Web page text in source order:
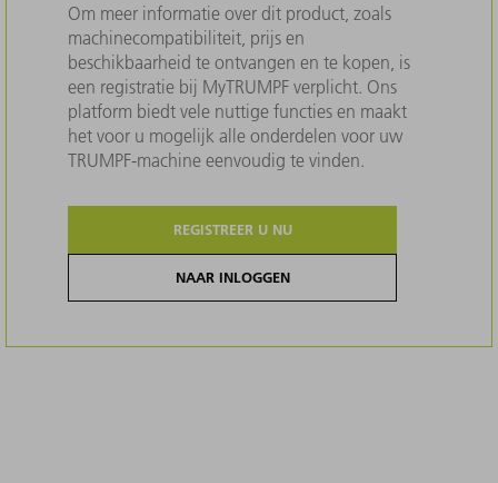
Om meer informatie over dit product, zoals
machinecompatibiliteit, prijs en
beschikbaarheid te ontvangen en te kopen, is
een registratie bij MyTRUMPF verplicht. Ons
platform biedt vele nuttige functies en maakt
het voor u mogelijk alle onderdelen voor uw
TRUMPF-machine eenvoudig te vinden.
REGISTREER U NU
NAAR INLOGGEN